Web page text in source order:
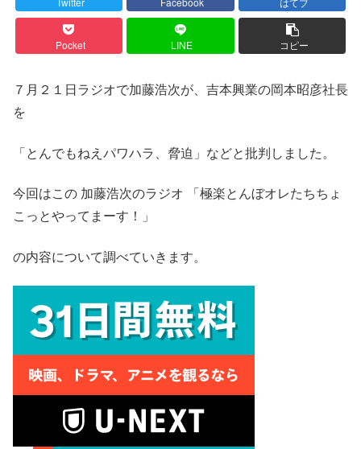
Pocket LINE コピー
７月２１日ラジオで加藤浩次が、吉本興業の岡本昭彦社長
を
「とんでもねえパワハラ、脅迫」などと批判しました。
今回はこの 加藤浩次のラジオ 「極楽とんぼオレたちちょ
こっとやってまーす！」
の内容について調べていきます。